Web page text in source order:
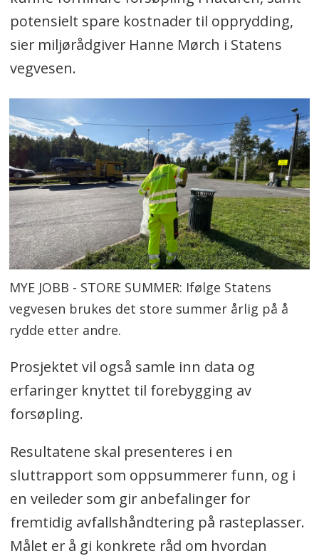
potensielt spare kostnader til opprydding,
sier miljørådgiver Hanne Mørch i Statens
vegvesen.
MYE JOBB - STORE SUMMER: Ifølge Statens
vegvesen brukes det store summer årlig på å
rydde etter andre.
Prosjektet vil også samle inn data og
erfaringer knyttet til forebygging av
forsøpling.
Resultatene skal presenteres i en
sluttrapport som oppsummerer funn, og i
en veileder som gir anbefalinger for
fremtidig avfallshåndtering på rasteplasser.
Målet er å gi konkrete råd om hvordan